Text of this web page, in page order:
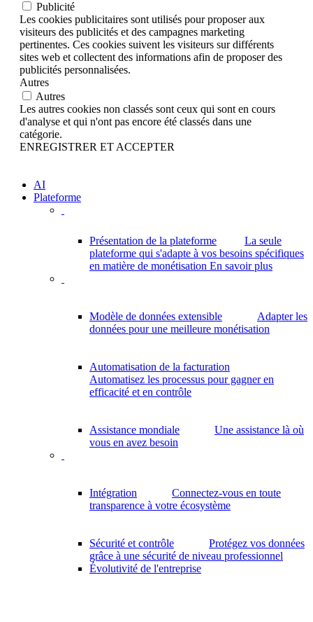
Publicité
Les cookies publicitaires sont utilisés pour proposer aux
visiteurs des publicités et des campagnes marketing
pertinentes. Ces cookies suivent les visiteurs sur différents
sites web et collectent des informations afin de proposer des
publicités personnalisées.
Autres
Autres
Les autres cookies non classés sont ceux qui sont en cours
d'analyse et qui n'ont pas encore été classés dans une
catégorie.
ENREGISTRER ET ACCEPTER
AI
Plateforme
Présentation de la plateforme
La seule
plateforme qui s'adapte à vos besoins spécifiques
en matière de monétisation En savoir plus
Modèle de données extensible
Adapter les
données pour une meilleure monétisation
Automatisation de la facturation
Automatisez les processus pour gagner en
efficacité et en contrôle
Assistance mondiale
Une assistance là où
vous en avez besoin
Intégration
Connectez-vous en toute
transparence à votre écosystème
Sécurité et contrôle
Protégez vos données
grâce à une sécurité de niveau professionnel
Évolutivité de l'entreprise